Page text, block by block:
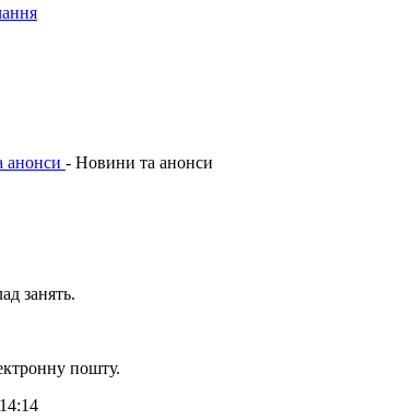
анонси - Новини та анонси
занять.
пошту.